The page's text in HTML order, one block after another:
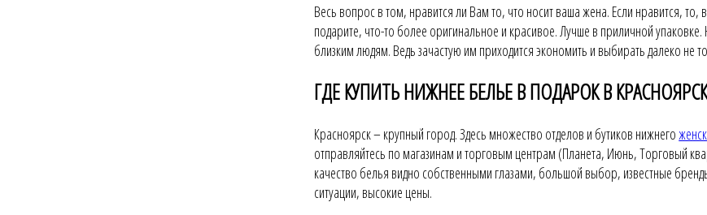
Весь вопрос в том, нравится ли Вам то, что носит ваша жена. Если нравится,
подарите, что-то более оригинальное и красивое. Лучше в приличной
близким людям. Ведь зачастую им приходится экономить и выбирать далеко не
ГДЕ КУПИТЬ НИЖНЕЕ БЕЛЬЕ В ПОДАРОК В
Красноярск – крупный город. Здесь множество отделов и бутиков нижнего
отправляйтесь по магазинам и торговым центрам (Планета, Июнь, Торговый
качество белья видно собственными глазами, большой выбор, известные
ситуации, высокие цены.